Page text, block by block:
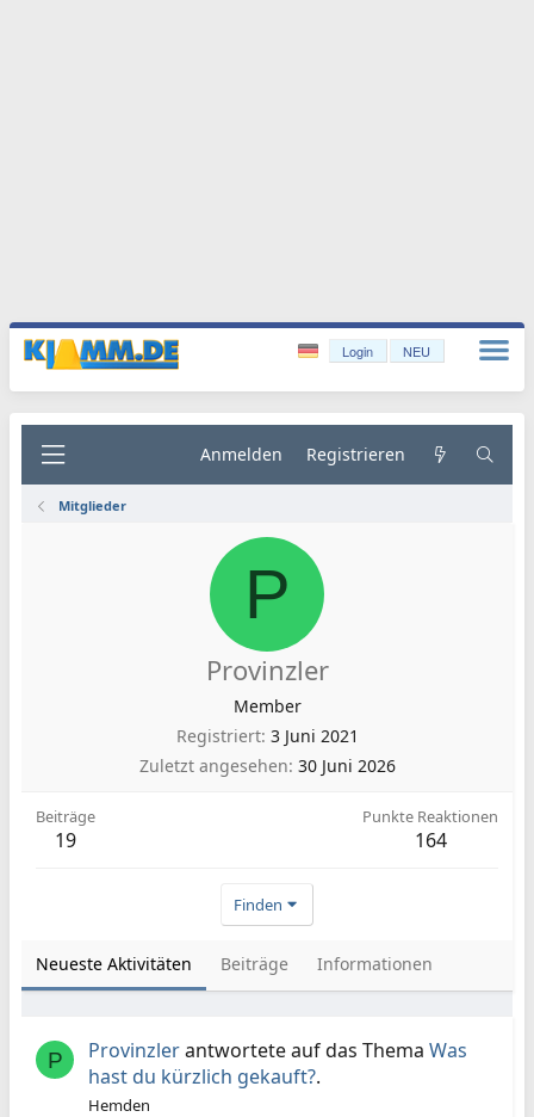
Login NEU
Anmelden Registrieren
Mitglieder
P
Provinzler
Member
Registriert 3 Juni 2021
Zuletzt angesehen 30 Juni 2026
Beiträge
19
Punkte Reaktionen
164
Finden
Neueste Aktivitäten Beiträge Informationen
P Provinzlerantwortete auf das Thema Was
hast du kürzlich gekauft?.
Hemden